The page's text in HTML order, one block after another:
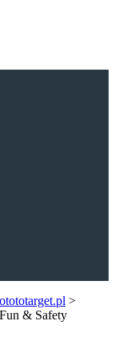
>
& Safety